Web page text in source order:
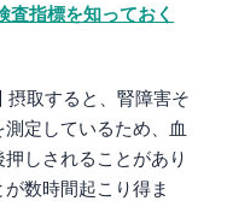
査指標を知っておく
摂取すると、腎障害そ
定しているため、血
しされることがあり
数時間起こり得ま